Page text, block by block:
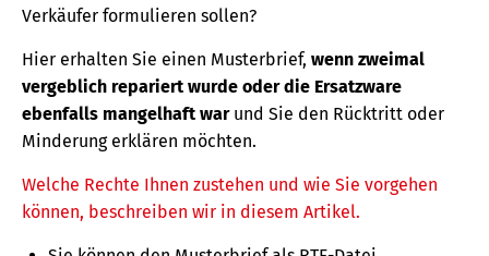
Verkäufer formulieren sollen?
Hier erhalten Sie einen Musterbrief, wenn zweimal
vergeblich repariert wurde oder die Ersatzware
ebenfalls mangelhaft war und Sie den Rücktritt oder
Minderung erklären möchten.
Welche Rechte Ihnen zustehen und wie Sie vorgehen
können, beschreiben wir in diesem Artikel.